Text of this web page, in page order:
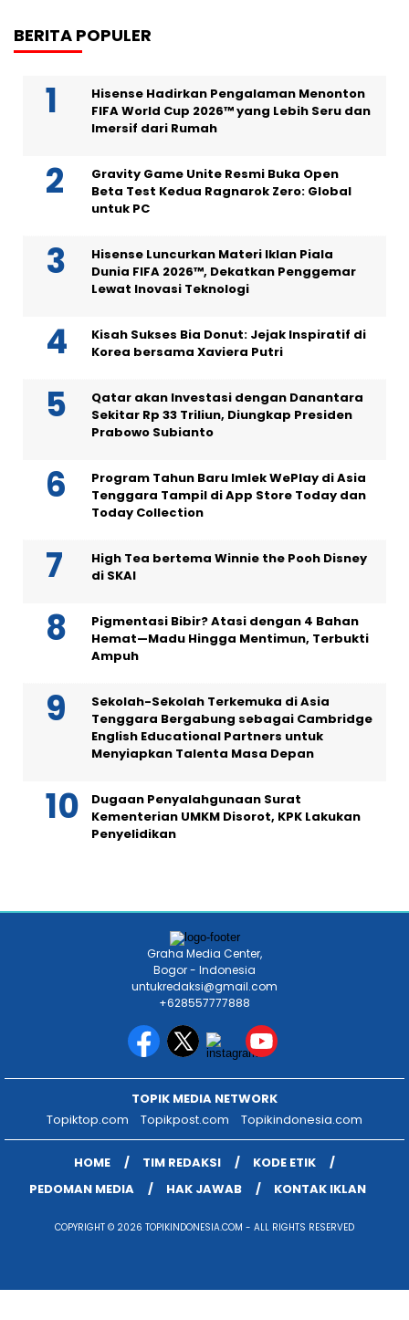
BERITA POPULER
Hisense Hadirkan Pengalaman Menonton
FIFA World Cup 2026™ yang Lebih Seru dan
Imersif dari Rumah
Gravity Game Unite Resmi Buka Open
Beta Test Kedua Ragnarok Zero: Global
untuk PC
Hisense Luncurkan Materi Iklan Piala
Dunia FIFA 2026™, Dekatkan Penggemar
Lewat Inovasi Teknologi
Kisah Sukses Bia Donut: Jejak Inspiratif di
Korea bersama Xaviera Putri
Qatar akan Investasi dengan Danantara
Sekitar Rp 33 Triliun, Diungkap Presiden
Prabowo Subianto
Program Tahun Baru Imlek WePlay di Asia
Tenggara Tampil di App Store Today dan
Today Collection
High Tea bertema Winnie the Pooh Disney
di SKAI
Pigmentasi Bibir? Atasi dengan 4 Bahan
Hemat—Madu Hingga Mentimun, Terbukti
Ampuh
Sekolah-Sekolah Terkemuka di Asia
Tenggara Bergabung sebagai Cambridge
English Educational Partners untuk
Menyiapkan Talenta Masa Depan
Dugaan Penyalahgunaan Surat
Kementerian UMKM Disorot, KPK Lakukan
Penyelidikan
Graha Media Center,
Bogor - Indonesia
untukredaksi@gmail.com
+628557777888
TOPIK MEDIA NETWORK
Topiktop.com
Topikpost.com Topikindonesia.com
HOME TIM REDAKSI
KODE ETIK
PEDOMAN MEDIA
HAK JAWAB KONTAK IKLAN
COPYRIGHT © 2026 TOPIKINDONESIA.COM - ALL RIGHTS RESERVED